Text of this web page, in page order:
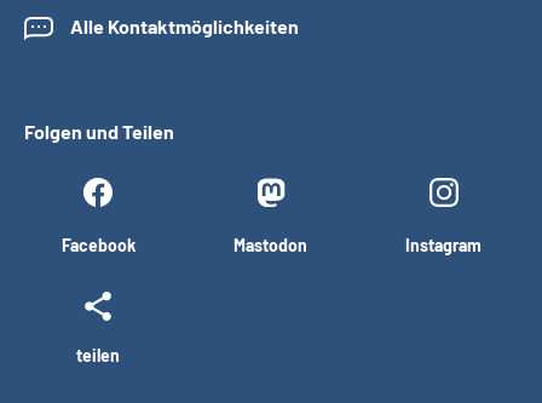
Alle Kontaktmöglichkeiten
Folgen und Teilen
Facebook Mastodon Instagram
teilen